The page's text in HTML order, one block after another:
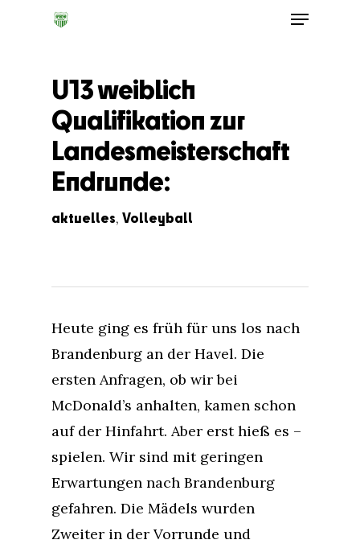
U13 weiblich
Qualifikation zur
Landesmeisterschaft
Endrunde:
aktuelles, Volleyball
Heute ging es früh für uns los nach
Brandenburg an der Havel. Die
ersten Anfragen, ob wir bei
McDonald’s anhalten, kamen schon
auf der Hinfahrt. Aber erst hieß es –
spielen. Wir sind mit geringen
Erwartungen nach Brandenburg
gefahren. Die Mädels wurden
Zweiter in der Vorrunde und